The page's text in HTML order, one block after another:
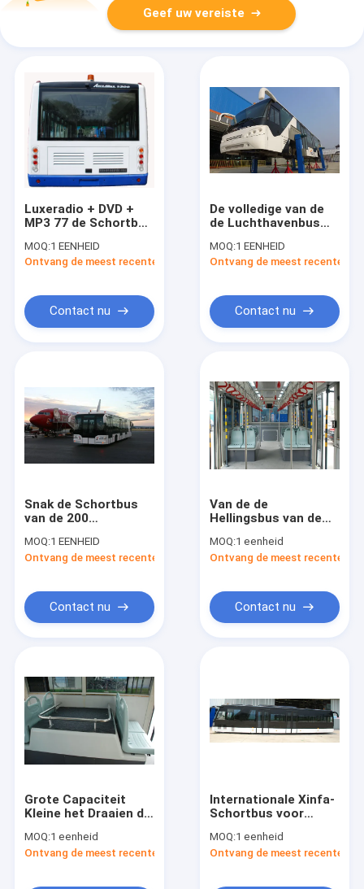
Producten
Ongeveer ons
Fabrieksreis
Nieuws
Geef uw vereiste
Luxeradio + DVD +
MP3 77 de Schortbus
Passagiersluchthaven
met 7100mm
MOQ:1 EENHEID
Ontvang de meest recente Prijs
Contact nu
De volledige van de
de Luchthavenbus
Aluminiumlichaam
Internationale Bus
Norm
MOQ:1 EENHEID
Ontvang de meest recente
Contact nu
Snak de Schortbus
van de 200
190H52-Lood - Zure
Batterij
MOQ:1 EENHEID
Ontvang de meest recente Prijs
Contact nu
Van de de
Hellingsbus van de
de Schort Kleine
Draaiende Straal
MOQ:1 eenheid
Ontvang de meest recente
Contact nu
Grote Capaciteit
Kleine het Draaien de
Straalluchthaven
MOQ:1 eenheid
Ontvang de meest recente Prijs
Internationale Xinfa-
Schortbus voor
MOQ:1 eenheid
Ontvang de meest recente